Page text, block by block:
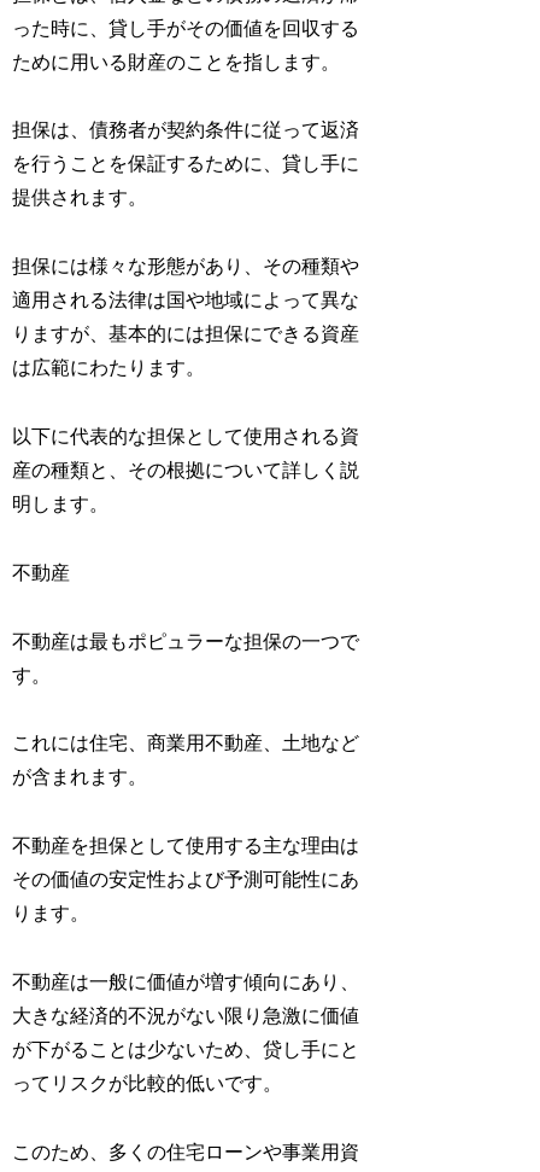
った時に、貸し手がその価値を回収する
ために用いる財産のことを指します。
担保は、債務者が契約条件に従って返済
を行うことを保証するために、貸し手に
提供されます。
担保には様々な形態があり、その種類や
適用される法律は国や地域によって異な
りますが、基本的には担保にできる資産
は広範にわたります。
以下に代表的な担保として使用される資
産の種類と、その根拠について詳しく説
明します。
不動産
不動産は最もポピュラーな担保の一つで
す。
これには住宅、商業用不動産、土地など
が含まれます。
不動産を担保として使用する主な理由は
その価値の安定性および予測可能性にあ
ります。
不動産は一般に価値が増す傾向にあり、
大きな経済的不況がない限り急激に価値
が下がることは少ないため、贷し手にと
ってリスクが比較的低いです。
このため、多くの住宅ローンや事業用資